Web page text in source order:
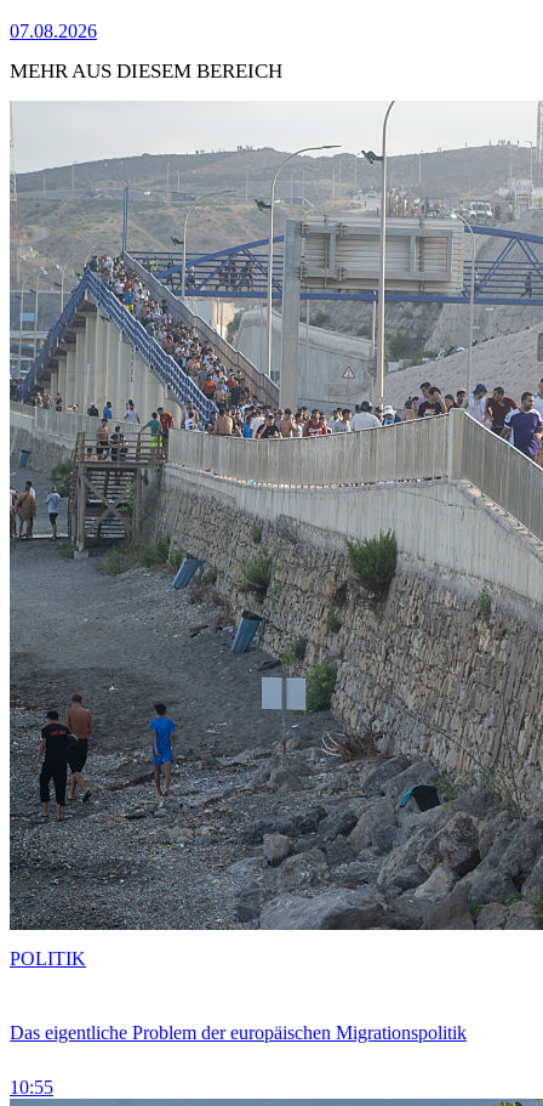
07.08.2026
MEHR AUS DIESEM BEREICH
Das eigentliche Problem der europäischen Migrationspolitik
10:55
POLITIK